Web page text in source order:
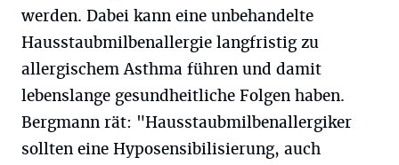
werden. Dabei kann eine unbehandelte
Hausstaubmilbenallergie langfristig zu
allergischem Asthma führen und damit
lebenslange gesundheitliche Folgen haben.
Bergmann rät: "Hausstaubmilbenallergiker
sollten eine Hyposensibilisierung, auch